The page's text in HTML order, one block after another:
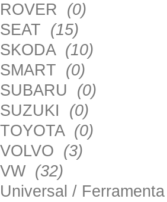
ROVER (0)
SEAT (15)
SKODA (10)
SMART (0)
SUBARU (0)
SUZUKI (0)
TOYOTA (0)
VOLVO (3)
VW (32)
Universal /